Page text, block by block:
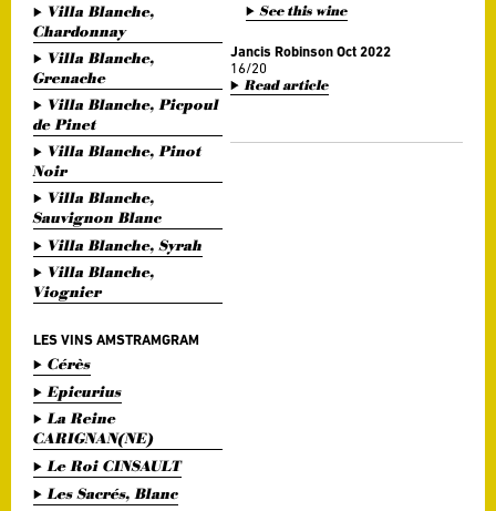
Villa Blanche,
Chardonnay
Villa Blanche,
Grenache
Villa Blanche, Picpoul
de Pinet
Villa Blanche, Pinot
Noir
Villa Blanche,
Sauvignon Blanc
Villa Blanche, Syrah
Villa Blanche,
Viognier
LES VINS AMSTRAMGRAM
Cérès
Epicurius
La Reine
CARIGNAN(NE)
Le Roi CINSAULT
Les Sacrés, Blanc
See this wine
Jancis Robinson Oct 2022
16/20
Read article